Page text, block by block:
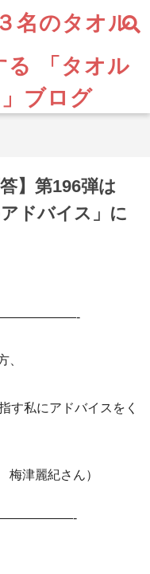
３名のタオル
る 「タオル
ブログ
】第196弾は
ドバイス」に
、
す私にアドバイスをく
紀さん）